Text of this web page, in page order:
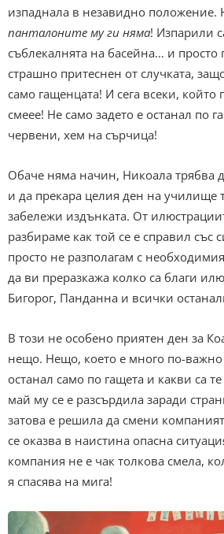
изпаднала в незавидно положение.
панталоните му ги няма! Изпарили
съблекалнята на басейна… и просто
страшно притеснен от случката,
само гащенцата! И сега всеки,
смеее! Не само задето е останал по
червени, хем на сърчица!
Обаче няма начин, Никоала трябва
и да прекара целия ден на училище
забележи издънката. От
разбираме как той се е справил със
просто не разполагам с
да ви преразкажа колко са благи
Бигорог, Панданна и всички
В този не особено приятен ден за
нещо. Нещо, което е много по-важно
останал само по гащета и какви са
май му се е разсърдила заради
затова е решила да смени
се оказва в наистина опасна
компания не е чак толкова смела,
я спасява на мига!